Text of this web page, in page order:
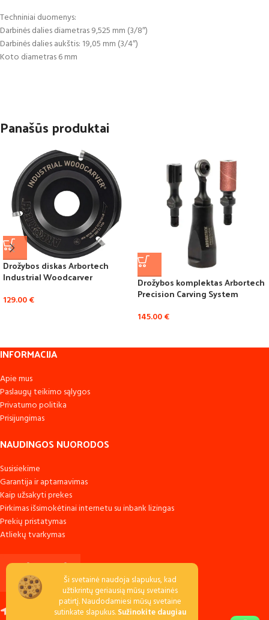
Techniniai duomenys:
Darbinės dalies diametras 9,525 mm (3/8″)
Darbinės dalies aukštis: 19,05 mm (3/4″)
Koto diametras 6 mm
Panašūs produktai
Drožybos diskas Arbortech
Industrial Woodcarver
129.00€
Drožybos komplektas Arbortech
Precision Carving System
145.00€
INFORMACIJA
Apie mus
Paslaugų teikimo sąlygos
Privatumo politika
Prisijungimas
NAUDINGOS NUORODOS
Susisiekime
Garantija ir aptarnavimas
Kaip užsakyti prekes
Pirkimas išsimokėtinai internetu su inbank lizingas
Prekių pristatymas
Atliekų tvarkymas
Raudondvario k., LT-54138 Kauno r.
Ši svetainė naudoja slapukus, kad
užtikrintų geriausią mūsų svetainės
patirtį. Naudodamiesi mūsų svetaine
sutinkate slapukus.Sužinokite daugiau